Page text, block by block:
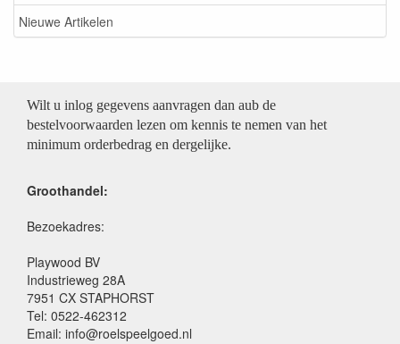
Nieuwe Artikelen
Wilt u inlog gegevens aanvragen dan aub de
bestelvoorwaarden lezen om kennis te nemen van het
minimum orderbedrag en dergelijke.
Groothandel:
Bezoekadres:
Playwood BV
Industrieweg 28A
7951 CX STAPHORST
Tel: 0522-462312
Email: info@roelspeelgoed.nl